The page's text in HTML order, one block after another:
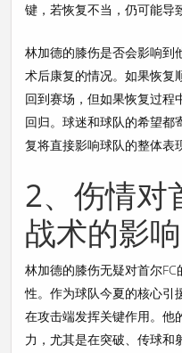
键，若恢复不当，仍可能导
林加德的膝伤是否会影响到
术后康复的情况。如果恢复
回到赛场，但如果恢复过程
回归。球迷和球队的希望都
复将直接影响球队的整体表
2、伤情对
战术的影响
林加德的膝伤无疑对首尔
性。作为球队今夏的核心引
在攻击端发挥关键作用。他
力，尤其是在突破、传球和